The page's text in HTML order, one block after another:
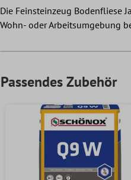
Die Feinsteinzeug Bodenfliese
Wohn- oder Arbeitsumgebung
Passendes Zubehör